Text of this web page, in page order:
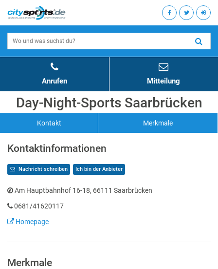
Anrufen Mitteilung
Day-Night-Sports Saarbrücken
Kontakt Merkmale
Kontaktinformationen
Nachricht schreiben Ich bin der Anbieter
Am Hauptbahnhof 16-18, 66111 Saarbrücken
0681/41620117
Homepage
Merkmale